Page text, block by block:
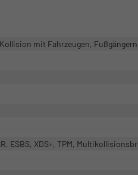
mit Fahrzeugen,
ESBS, XDS+, TPM,